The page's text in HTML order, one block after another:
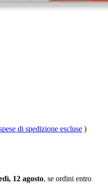
di spedizione escluse )
12 agosto, se ordini entro